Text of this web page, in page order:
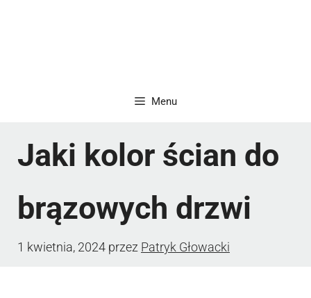
Menu
Jaki kolor ścian do
brązowych drzwi
1 kwietnia, 2024 przez Patryk Głowacki